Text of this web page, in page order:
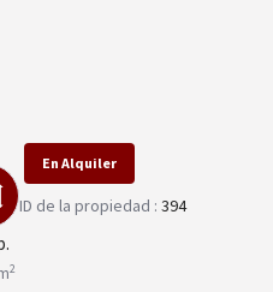
2
En Alquiler
ID de la propiedad : 394